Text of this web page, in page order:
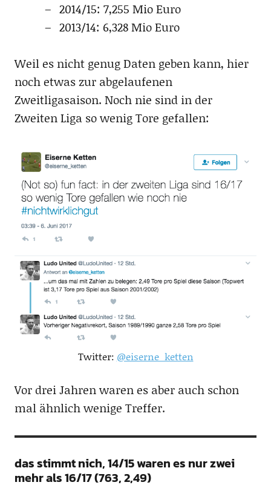
2014/15: 7,255 Mio Euro
2013/14: 6,328 Mio Euro
Weil es nicht genug Daten geben kann, hier
noch etwas zur abgelaufenen
Zweitligasaison. Noch nie sind in der
Zweiten Liga so wenig Tore gefallen:
Twitter: @eiserne_ketten
Vor drei Jahren waren es aber auch schon
mal ähnlich wenige Treffer.
das stimmt nich, 14/15 waren es nur zwei
mehr als 16/17 (763, 2,49)